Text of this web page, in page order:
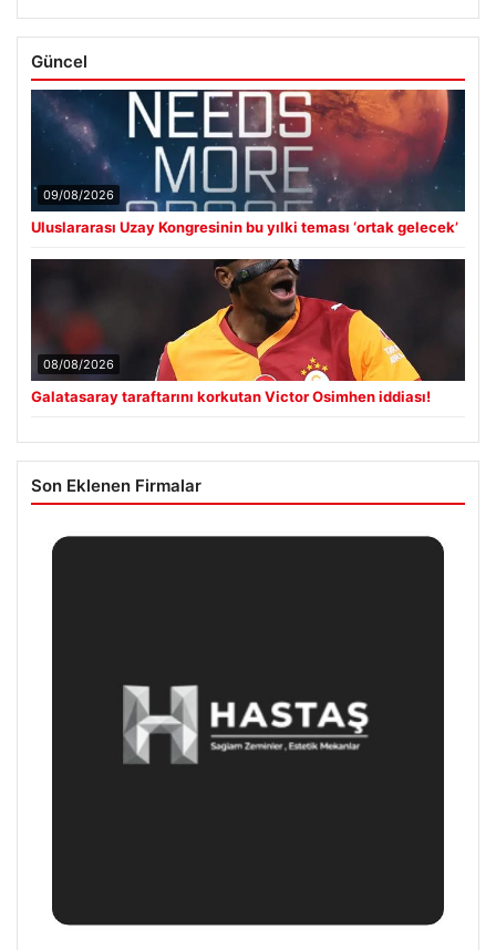
Güncel
09/08/2026
Uluslararası Uzay Kongresinin bu yılki teması ‘ortak gelecek’
08/08/2026
Galatasaray taraftarını korkutan Victor Osimhen iddiası!
Son Eklenen Firmalar